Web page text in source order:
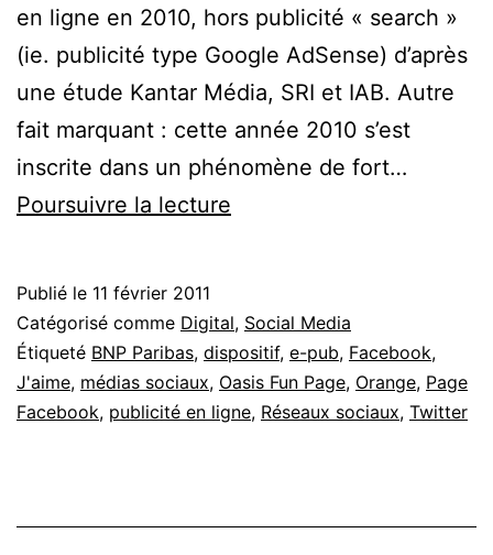
en ligne en 2010, hors publicité « search »
(ie. publicité type Google AdSense) d’après
une étude Kantar Média, SRI et IAB. Autre
fait marquant : cette année 2010 s’est
inscrite dans un phénomène de fort…
Poursuivre la lecture
budgets
e-
pub
et
Publié le 11 février 2011
Catégorisé comme Digital, Social Media
Étiqueté BNP Paribas, dispositif, e-pub, Facebook,
J'aime, médias sociaux, Oasis Fun Page, Orange, Page
Facebook, publicité en ligne, Réseaux sociaux, Twitter